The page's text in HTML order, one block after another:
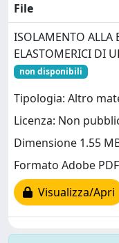
File
ISOLAMENTO ALLA
ELASTOMERICI DI
non disponibili
Tipologia: Altro
Licenza: Non
Dimensione 1.55
Formato Adobe PDF
Visualizza/Apri